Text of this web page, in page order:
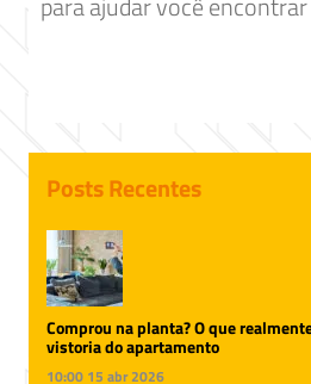
Posts Recentes
Comprou na planta? O que
vistoria do apartamento
10:00 15 abr 2026